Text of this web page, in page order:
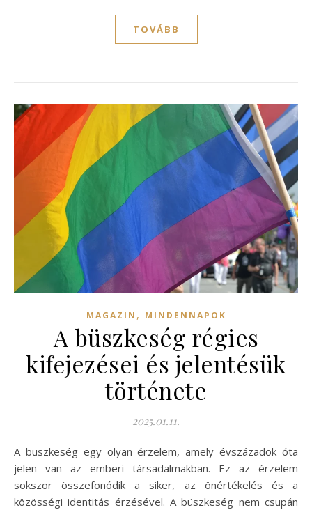
TOVÁBB
MAGAZIN , MINDENNAPOK
A büszkeség régies
kifejezései és jelentésük
története
2025.01.11.
A büszkeség egy olyan érzelem, amely évszázadok óta
jelen van az emberi társadalmakban. Ez az érzelem
sokszor összefonódik a siker, az önértékelés és a
közösségi identitás érzésével. A büszkeség nem csupán